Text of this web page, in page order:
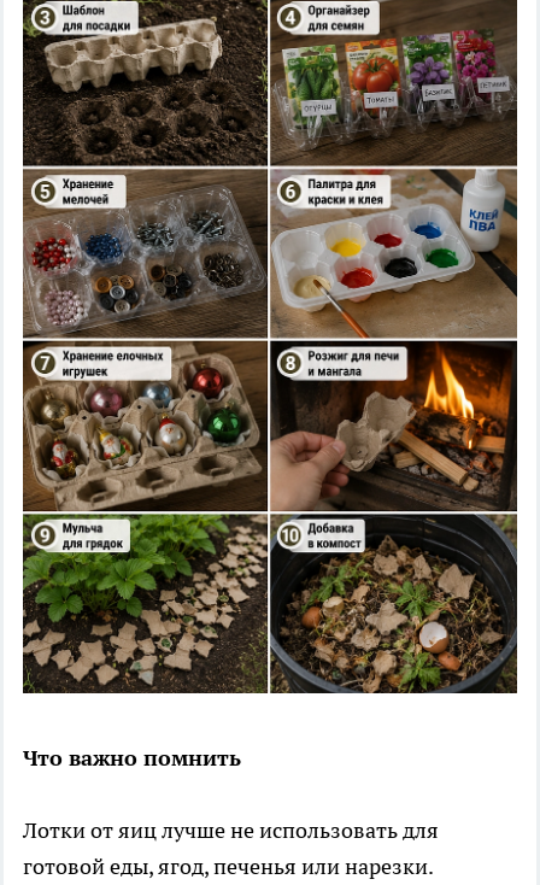
Что важно помнить
Лотки от яиц лучше не использовать для
готовой еды, ягод, печенья или нарезки.